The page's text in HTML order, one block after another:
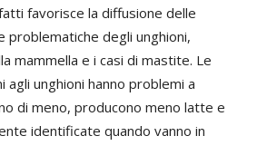
favorisce la diffusione delle
problematiche degli unghioni,
mammella e i casi di mastite. Le
agli unghioni hanno problemi a
di meno, producono meno latte e
identificate quando vanno in